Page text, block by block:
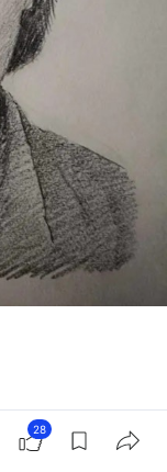
報相關案情時介
乎所有的細
28